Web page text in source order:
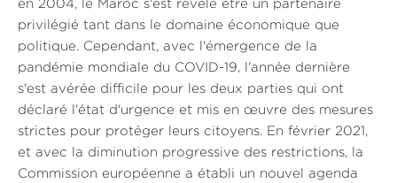
en 2004, le Maroc s'est révélé être un partenaire
privilégié tant dans le domaine économique que
politique. Cependant, avec l'émergence de la
pandémie mondiale du COVID-19, l'année dernière
s'est avérée difficile pour les deux parties qui ont
déclaré l'état d'urgence et mis en œuvre des mesures
strictes pour protéger leurs citoyens. En février 2021,
et avec la diminution progressive des restrictions, la
Commission européenne a établi un nouvel agenda